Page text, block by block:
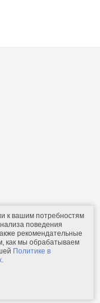
текстиля и товаров
к вашим потребностям
поведения
рекомендательные
как мы обрабатываем
Политике в
.